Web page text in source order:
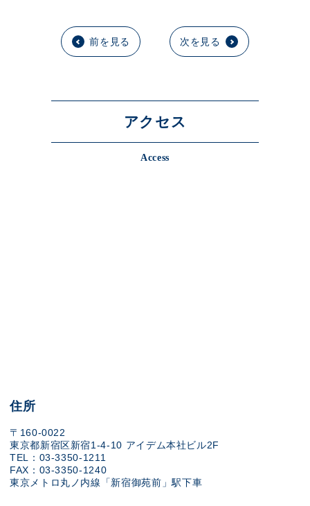
前を見る 次を見る
アクセス
Access
住所
〒160-0022
東京都新宿区新宿1-4-10 アイデム本社ビル2F
TEL：03-3350-1211
FAX：03-3350-1240
東京メトロ丸ノ内線「新宿御苑前」駅下車